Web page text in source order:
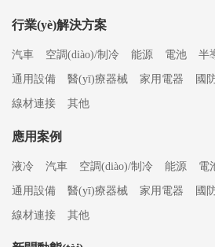
行業(yè)解決方案
汽車 空調(diào)/制冷 能源 電池 半
通用設備 醫(yī)療器械 家用電器 國
線材連接 其他
應用案例
液冷 汽車 空調(diào)/制冷 能源 電
通用設備 醫(yī)療器械 家用電器 國
線材連接 其他